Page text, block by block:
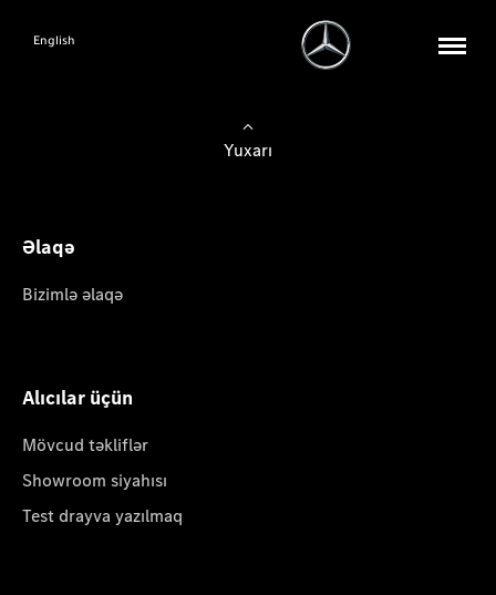
English
Yuxarı
Əlaqə
Bizimlə əlaqə
Alıcılar üçün
Mövcud təkliflər
Showroom siyahısı
Test drayva yazılmaq